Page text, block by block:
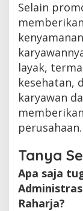
Selain
layak,
kesehatan,
karyawan
perusahaan.
Tanya
Apa saja
Raharja?